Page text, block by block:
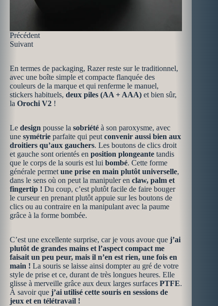
Précédent
Suivant
En termes de packaging, Razer reste sur le traditionnel,
avec une boîte simple et compacte flanquée des
couleurs de la marque et qui renferme le manuel,
stickers habituels, deux piles (AA + AAA) et bien sûr,
la Orochi V2 !
Le designpousse lasobriétéà son paroxysme, avec
une symétrieparfaite qui peutconvenir aussi bien aux
droitiers qu’aux gauchers. Les boutons de clics droit
et gauche sont orientés en position plongeante tandis
que le corps de la souris est lui bombé. Cette forme
générale permet une prise en main plutôt universelle,
dans le sens où on peut la manipuler en claw, palm et
fingertip ! Du coup, c’est plutôt facile de faire bouger
le curseur en prenant plutôt appuie sur les boutons de
clics ou au contraire en la manipulant avec la paume
grâce à la forme bombée.
C’est une excellente surprise, car je vous avoue que j’ai
plutôt de grandes mains et l’aspect compact me
faisait un peu peur, mais il n’en est rien, une fois en
main ! La souris se laisse ainsi dompter au gré de votre
style de prise et ce, durant de très longues heures. Elle
glisse à merveille grâce aux deux larges surfaces PTFE.
À savoir que j’ai utilisé cette souris en sessions de
jeux et en télétravail !